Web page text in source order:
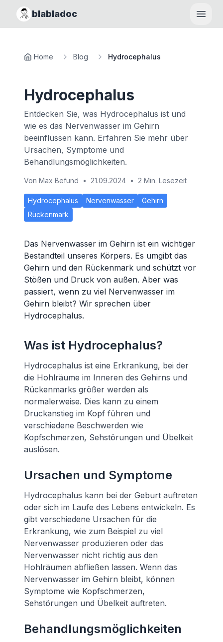
blabladoc
Home Blog Hydrocephalus
Hydrocephalus
Entdecken Sie, was Hydrocephalus ist und
wie es das Nervenwasser im Gehirn
beeinflussen kann. Erfahren Sie mehr über
Ursachen, Symptome und
Behandlungsmöglichkeiten.
Von Max Befund • 21.09.2024 • 2 Min. Lesezeit
Hydrocephalus Nervenwasser
Gehirn
Rückenmark
Das Nervenwasser im Gehirn ist ein wichtiger
Bestandteil unseres Körpers. Es umgibt das
Gehirn und den Rückenmark und schützt vor
Stößen und Druck von außen. Aber was
passiert, wenn zu viel Nervenwasser im
Gehirn bleibt? Wir sprechen über
Hydrocephalus.
Was ist Hydrocephalus?
Hydrocephalus ist eine Erkrankung, bei der
die Hohlräume im Inneren des Gehirns und
Rückenmarks größer werden als
normalerweise. Dies kann zu einem
Druckanstieg im Kopf führen und
verschiedene Beschwerden wie
Kopfschmerzen, Sehstörungen und Übelkeit
auslösen.
Ursachen und Symptome
Hydrocephalus kann bei der Geburt auftreten
oder sich im Laufe des Lebens entwickeln. Es
gibt verschiedene Ursachen für die
Erkrankung, wie zum Beispiel zu viel
Nervenwasser produzieren oder das
Nervenwasser nicht richtig aus den
Hohlräumen abfließen lassen. Wenn das
Nervenwasser im Gehirn bleibt, können
Symptome wie Kopfschmerzen,
Sehstörungen und Übelkeit auftreten.
Behandlungsmöglichkeiten